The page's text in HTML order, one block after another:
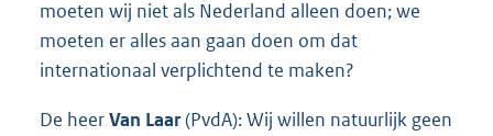
moeten wij niet als Nederland alleen doen; we
moeten er alles aan gaan doen om dat
internationaal verplichtend te maken?
De heerVan Laar(PvdA): Wij willen natuurlijk geen